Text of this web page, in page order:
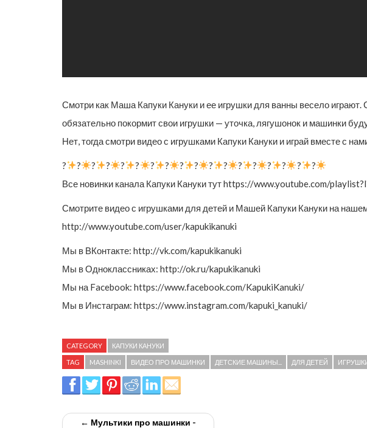
Смотри как Маша Капуки Кануки и ее игрушки для ванны весело
обязательно покормит свои игрушки — уточка, лягушонок и машинки
Нет, тогда смотри видео с игрушками Капуки Кануки и играй вместе с
? ? ? ? ? ? ? ? ? ? ? ? ? ? ? ? ?
?
Все новинки канала Капуки Кануки тут https://www.youtube.com/
Смотрите видео с игрушками для детей и Машей Капуки Кануки на
http://www.youtube.com/user/kapukikanuki
Мы в ВКонтакте: http://vk.com/kapukikanuki
Мы в Одноклассниках: http://ok.ru/kapukikanuki
Мы на Facebook: https://www.facebook.com/KapukiKanuki/
Мы в Инстаграм: https://www.instagram.com/kapuki_kanuki/
CATEGORY КАПУКИ КАНУКИ
TAG MASHINKI ВИДЕО ПРО МАШИНКИ ДЕТСКИЕ МАШИНЫ... ДЛЯ ДЕТЕЙ
← Мультики про машинки -